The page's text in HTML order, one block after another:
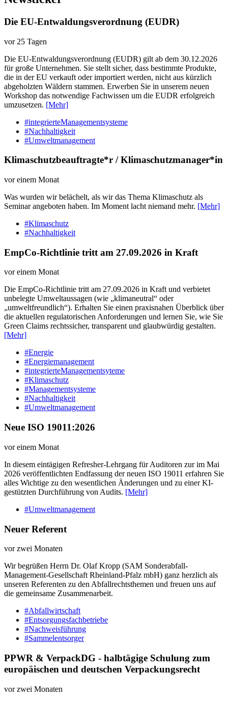
Die EU-Entwaldungsverordnung (EUDR)
vor 25 Tagen
Die EU-Entwaldungsverordnung (EUDR) gilt ab dem 30.12.2026
für große Unternehmen. Sie stellt sicher, dass bestimmte Produkte,
die in der EU verkauft oder importiert werden, nicht aus kürzlich
abgeholzten Wäldern stammen. Erwerben Sie in unserem neuen
Workshop das notwendige Fachwissen um die EUDR erfolgreich
umzusetzen. [Mehr]
#integrierteManagementsysteme
#Nachhaltigkeit
#Umweltmanagement
Klimaschutzbeauftragte*r / Klimaschutzmanager*in
vor einem Monat
Was wurden wir belächelt, als wir das Thema Klimaschutz als
Seminar angeboten haben. Im Moment lacht niemand mehr. [Mehr]
#Klimaschutz
#Nachhaltigkeit
EmpCo-Richtlinie tritt am 27.09.2026 in Kraft
vor einem Monat
Die EmpCo-Richtlinie tritt am 27.09.2026 in Kraft und verbietet
unbelegte Umweltaussagen (wie „klimaneutral“ oder
„umweltfreundlich“). Erhalten Sie einen praxisnahen Überblick über
die aktuellen regulatorischen Anforderungen und lernen Sie, wie Sie
Green Claims rechtssicher, transparent und glaubwürdig gestalten.
[Mehr]
#Energie
#Energiemanagement
#integrierteManagementsyteme
#Klimaschutz
#Managementsysteme
#Nachhaltigkeit
#Umweltmanagement
Neue ISO 19011:2026
vor einem Monat
In diesem eintägigen Refresher-Lehrgang für Auditoren zur im Mai
2026 veröffentlichten Endfassung der neuen ISO 19011 erfahren Sie
alles Wichtige zu den wesentlichen Änderungen und zu einer KI-
gestützten Durchführung von Audits. [Mehr]
#Umweltmanagement
Neuer Referent
vor zwei Monaten
Wir begrüßen Herrn Dr. Olaf Kropp (SAM Sonderabfall-
Management-Gesellschaft Rheinland-Pfalz mbH) ganz herzlich als
unseren Referenten zu den Abfallrechtsthemen und freuen uns auf
die gemeinsame Zusammenarbeit.
#Abfallwirtschaft
#Entsorgungsfachbetriebe
#Nachweisführung
#Sammelentsorger
PPWR & VerpackDG - halbtägige Schulung zum
europäischen und deutschen Verpackungsrecht
vor zwei Monaten